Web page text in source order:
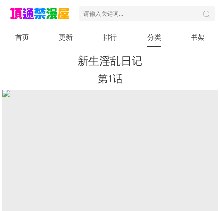
首页 更新 排行 分类 书架
新生淫乱日记
第1话